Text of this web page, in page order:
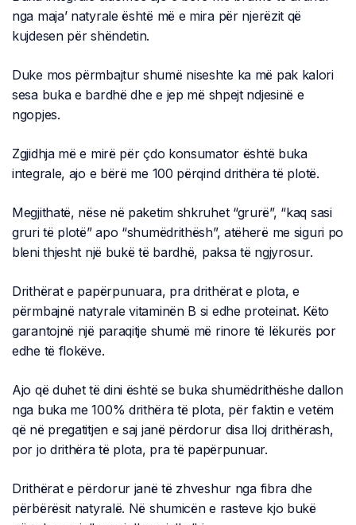
nga maja’ natyrale është më e mira për njerëzit që
kujdesen për shëndetin.
Duke mos përmbajtur shumë niseshte ka më pak kalori
sesa buka e bardhë dhe e jep më shpejt ndjesinë e
ngopjes.
Zgjidhja më e mirë për çdo konsumator është buka
integrale, ajo e bërë me 100 përqind drithëra të plotë.
Megjithatë, nëse në paketim shkruhet “grurë”, “kaq sasi
gruri të plotë” apo “shumëdrithësh”, atëherë me siguri po
bleni thjesht një bukë të bardhë, paksa të ngjyrosur.
Drithërat e papërpunuara, pra drithërat e plota, e
përmbajnë natyrale vitaminën B si edhe proteinat. Këto
garantojnë një paraqitje shumë më rinore të lëkurës por
edhe të flokëve.
Ajo që duhet të dini është se buka shumëdrithëshe dallon
nga buka me 100% drithëra të plota, për faktin e vetëm
që në pregatitjen e saj janë përdorur disa lloj drithërash,
por jo drithëra të plota, pra të papërpunuar.
Drithërat e përdorur janë të zhveshur nga fibra dhe
përbërësit natyralë. Në shumicën e rasteve kjo bukë